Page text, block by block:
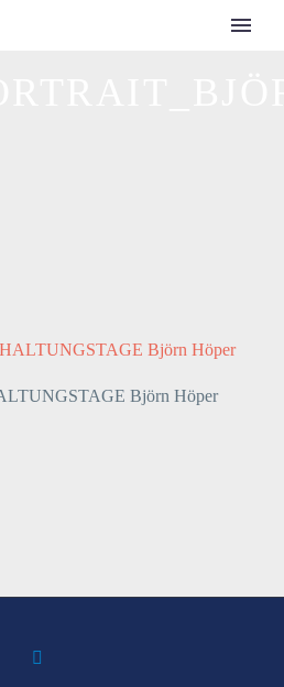
Björn Höper